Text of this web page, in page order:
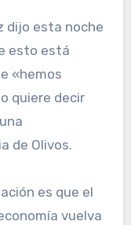
esto está
«hemos
quiere decir
de Olivos.
es que el
vuelva